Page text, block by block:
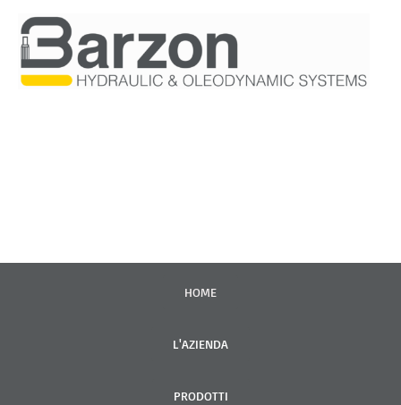
CONTENUTO
HOME
L'AZIENDA
PRODOTTI